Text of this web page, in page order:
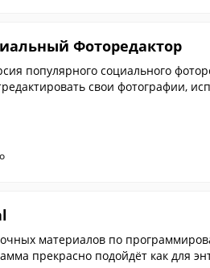
Фоторедактор
популярного социального
свои фотографии,
материалов по
прекрасно подойдёт как для